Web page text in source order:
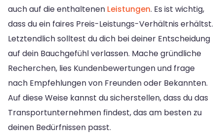
auch auf die enthaltenen Leistungen. Es ist wichtig,
dass du ein faires Preis-Leistungs-Verhältnis erhältst.
Letztendlich solltest du dich bei deiner Entscheidung
auf dein Bauchgefühl verlassen. Mache gründliche
Recherchen, lies Kundenbewertungen und frage
nach Empfehlungen von Freunden oder Bekannten.
Auf diese Weise kannst du sicherstellen, dass du das
Transportunternehmen findest, das am besten zu
deinen Bedürfnissen passt.